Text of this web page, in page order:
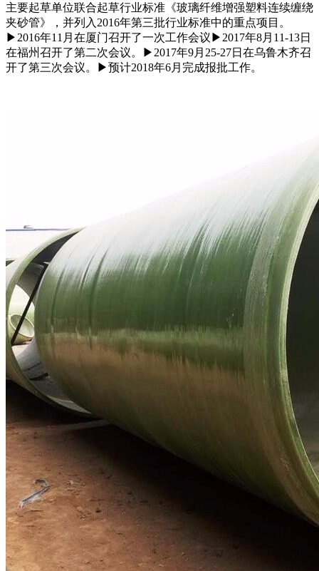
主要起草单位联合起草行业标准《玻璃纤维增强塑料连续缠绕
夹砂管》，并列入2016年第三批行业标准中的重点项目。
▶2016年11月在厦门召开了一次工作会议▶2017年8月11-13日
在福州召开了第二次会议。▶2017年9月25-27日在乌鲁木齐召
开了第三次会议。▶预计2018年6月完成报批工作。